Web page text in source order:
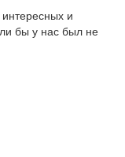
и
бы у нас был не